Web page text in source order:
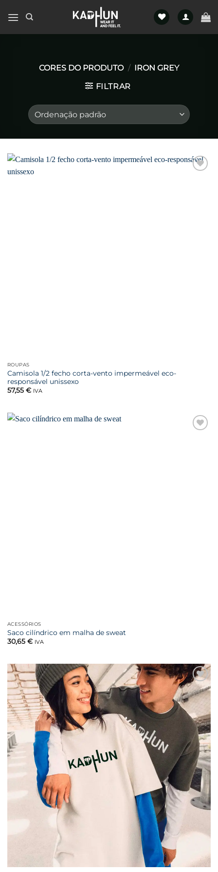
CORES DO PRODUTO / IRON GREY
FILTRAR
ROUPAS
Camisola 1/2 fecho corta-vento impermeável eco-
responsável unissexo
57,55 € IVA
ACESSÓRIOS
Saco cilíndrico em malha de sweat
30,65 € IVA
Favoritar